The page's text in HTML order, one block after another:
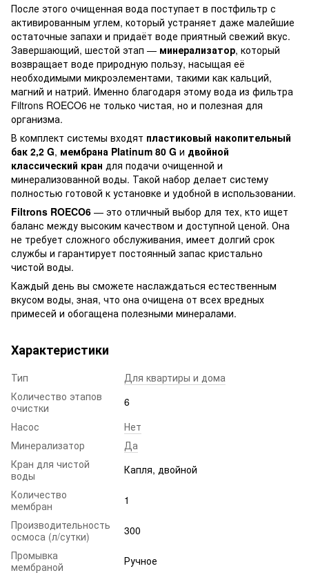
После этого очищенная вода поступает в постфильтр с
активированным углем, который устраняет даже малейшие
остаточные запахи и придаёт воде приятный свежий вкус.
Завершающий, шестой этап — минерализатор, который
возвращает воде природную пользу, насыщая её
необходимыми микроэлементами, такими как кальций,
магний и натрий. Именно благодаря этому вода из фильтра
Filtrons ROECO6 не только чистая, но и полезная для
организма.
В комплект системы входят пластиковый накопительный
бак 2,2 G, мембрана Platinum 80 G и двойной
классический кран для подачи очищенной и
минерализованной воды. Такой набор делает систему
полностью готовой к установке и удобной в использовании.
Filtrons ROECO6 — это отличный выбор для тех, кто ищет
баланс между высоким качеством и доступной ценой. Она
не требует сложного обслуживания, имеет долгий срок
службы и гарантирует постоянный запас кристально
чистой воды.
Каждый день вы сможете наслаждаться естественным
вкусом воды, зная, что она очищена от всех вредных
примесей и обогащена полезными минералами.
Характеристики
Тип
Для квартиры и дома
Количество этапов
очистки
6
Насос
Нет
Минерализатор
Да
Кран для чистой
воды
Капля, двойной
Количество
мембран
1
Производительность
осмоса (л/сутки)
300
Промывка
мембраной
Ручное